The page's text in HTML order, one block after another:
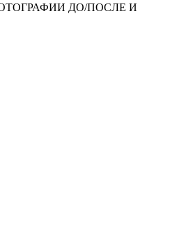
ДО/ПОСЛЕ И